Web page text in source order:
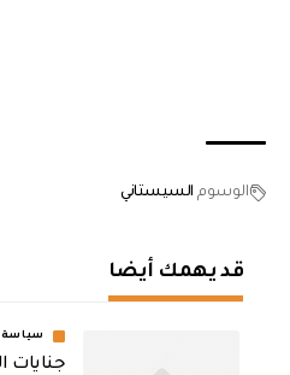
الوسوم السيستاني
قد يهمك أيضا
سياسة